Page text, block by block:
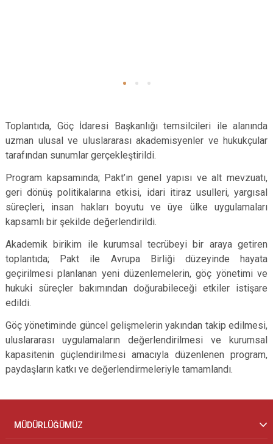
Toplantıda, Göç İdaresi Başkanlığı temsilcileri ile alanında
uzman ulusal ve uluslararası akademisyenler ve hukukçular
tarafından sunumlar gerçekleştirildi.
Program kapsamında; Pakt’ın genel yapısı ve alt mevzuatı,
geri dönüş politikalarına etkisi, idari itiraz usulleri, yargısal
süreçleri, insan hakları boyutu ve üye ülke uygulamaları
kapsamlı bir şekilde değerlendirildi.
Akademik birikim ile kurumsal tecrübeyi bir araya getiren
toplantıda; Pakt ile Avrupa Birliği düzeyinde hayata
geçirilmesi planlanan yeni düzenlemelerin, göç yönetimi ve
hukuki süreçler bakımından doğurabileceği etkiler istişare
edildi.
Göç yönetiminde güncel gelişmelerin yakından takip edilmesi,
uluslararası uygulamaların değerlendirilmesi ve kurumsal
kapasitenin güçlendirilmesi amacıyla düzenlenen program,
paydaşların katkı ve değerlendirmeleriyle tamamlandı.
MÜDÜRLÜĞÜMÜZ